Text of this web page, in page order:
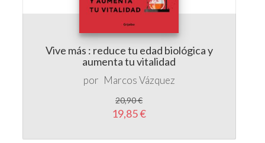
Vive más : reduce tu edad biológica y
aumenta tu vitalidad
por Marcos Vázquez
20,90 €
19,85 €